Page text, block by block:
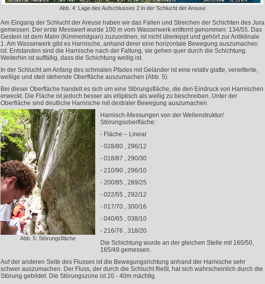
Abb. 4: Lage des Aufschlusses 2 in der Schlucht der Areuse
Am Eingang der Schlucht der Areuse haben wir das Fallen und Streichen der Schichten des Jura
gemessen. Der erste Messwert wurde 100 m vom Wasserwerk entfernt genommen: 134/55. Das
Gestein ist dem Malm (Kimmeridgian) zuzuordnen, ist nicht überkippt und gehört zur Antiklinale
1. Am Wasserwerk gibt es Harnische, anhand derer eine horizontale Bewegung auszumachen
ist. Entstanden sind die Harnische nach der Faltung, sie gehen quer durch die Schichtung.
Weiterhin ist auffällig, dass die Schichtung wellig ist.
In der Schlucht am Anfang des schmalen Pfades mit Geländer ist eine relativ glatte, verwitterte,
wellige und steil stehende Oberfläche auszumachen (Abb. 5).
Bei dieser Oberfläche handelt es sich um eine Störungsfläche, die den Eindruck von Harnischen
erweckt. Die Fläche ist jedoch besser als elliptisch als wellig zu beschreiben. Unter der
Oberfläche sind deutliche Harnische mit dextraler Bewegung auszumachen
Abb. 5: Störungsfläche
Harnisch-Messungen von der Wellenstruktur/
Störungsoberfläche:
- Fläche – Linear
- 028/80 , 296/12
- 018/87 , 290/30
- 210/90 , 296/10
- 200/85 , 289/25
- 022/55 , 292/12
- 017/70 , 300/16
- 040/65 , 038/10
- 216/76 , 318/20
Die Schichtung wurde an der gleichen Stelle mit 160/50,
165/49 gemessen.
Auf der anderen Seite des Flusses ist die Bewegungsrichtung anhand der Harnische sehr
schwer auszumachen. Der Fluss, der durch die Schlucht fließt, hat sich wahrscheinlich durch die
Störung gebildet. Die Störungszone ist 20 - 40m mächtig.